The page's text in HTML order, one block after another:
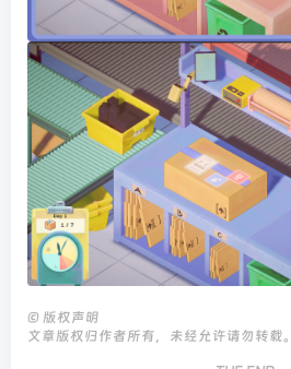
© 版权声明
文章版权归作者所有，未经允许请勿转载。